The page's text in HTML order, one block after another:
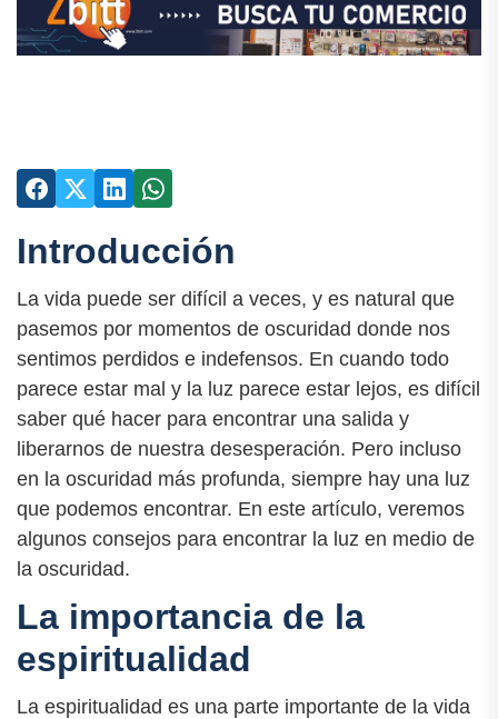
Introducción
La vida puede ser difícil a veces, y es natural que
pasemos por momentos de oscuridad donde nos
sentimos perdidos e indefensos. En cuando todo
parece estar mal y la luz parece estar lejos, es difícil
saber qué hacer para encontrar una salida y
liberarnos de nuestra desesperación. Pero incluso
en la oscuridad más profunda, siempre hay una luz
que podemos encontrar. En este artículo, veremos
algunos consejos para encontrar la luz en medio de
la oscuridad.
La importancia de la
espiritualidad
La espiritualidad es una parte importante de la vida